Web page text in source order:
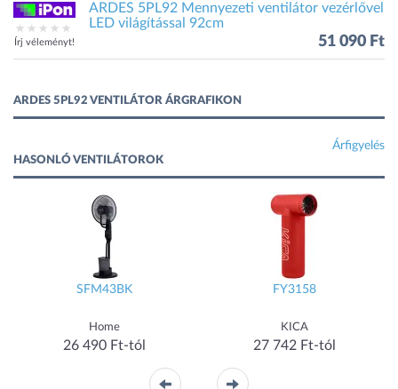
Írj véleményt!
ARDES 5PL92 Mennyezeti ventilátor vezérlővel
LED világítással 92cm
51 090 Ft
ARDES 5PL92 VENTILÁTOR ÁRGRAFIKON
Árfigyelés
HASONLÓ VENTILÁTOROK
SFM43BK
Home
26 490 Ft-tól
FY3158
KICA
27 742 Ft-tól